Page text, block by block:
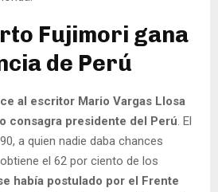
Fujimori gana
de Perú
al escritor Mario Vargas Llosa
consagra presidente del Perú. El
a quien nadie daba chances
el 62 por ciento de los
había postulado por el Frente